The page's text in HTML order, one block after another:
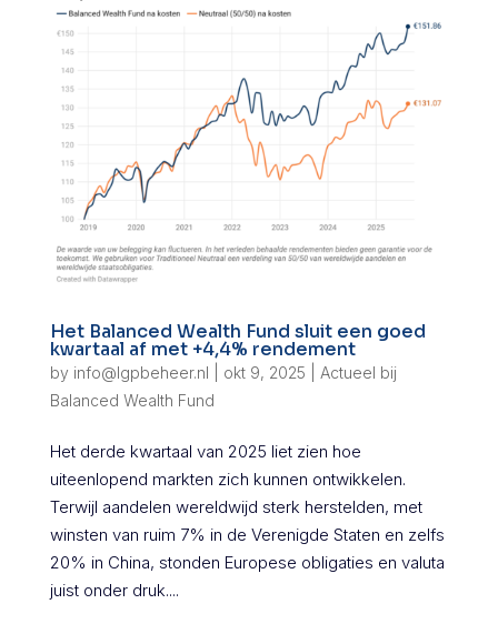
Het Balanced Wealth Fund sluit een goed
kwartaal af met +4,4% rendement
by info@lgpbeheer.nl okt 9, 2025
Actueel bij
Balanced Wealth Fund
Het derde kwartaal van 2025 liet zien hoe
uiteenlopend markten zich kunnen ontwikkelen.
Terwijl aandelen wereldwijd sterk herstelden, met
winsten van ruim 7% in de Verenigde Staten en zelfs
20% in China, stonden Europese obligaties en valuta
juist onder druk....